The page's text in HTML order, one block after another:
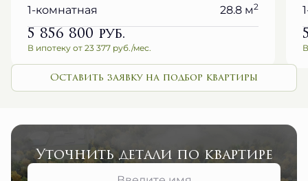
1-комнатная 28.8 м2
5 856 800руб.
В ипотеку от 23 377 руб./мес.
Оставить заявку на подбор квартиры
Уточнить детали по квартире